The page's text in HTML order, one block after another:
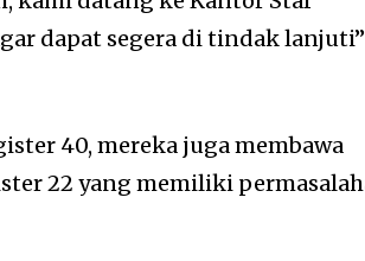
dapat segera di tindak lanjuti”
40, mereka juga membawa
22 yang memiliki